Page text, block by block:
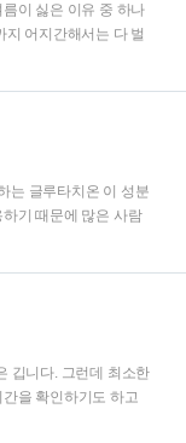
서도 지심도 갈 수 있
지세포??? 아~~~
잃었다는 그 거제도
이 싫은 이유 중 하나
지 어지간해서는 다 벌
, 개미, 바퀴벌레 비
도 마당 청소하고 나
생기면서 빨갛게 붓
나요? 여름에 잔디에
에서 어디랄것도 없이
벌레 물린듯한 피부
는 글루타치온 이 성분
기 때문에 많은 사람
세로포 만들어지는 트
을 받고 있기도 합니
글리신 세가지의 아미
대부분의 세포에 존재
항산화작용에 효능 발
된 항산화력을 가진
깁니다. 그런데 최소한
을 확인하기도 하고
는 새벽에 일어나 뭔